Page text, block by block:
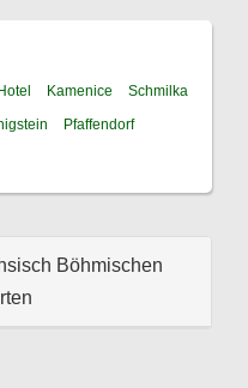
Hotel Kamenice
Schmilka
Pfaffendorf
Böhmischen